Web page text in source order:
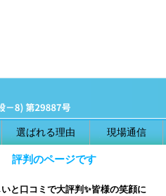
選ばれる理由 現場通信
評判のページです
と口コミで大評判✨皆様の笑顔に